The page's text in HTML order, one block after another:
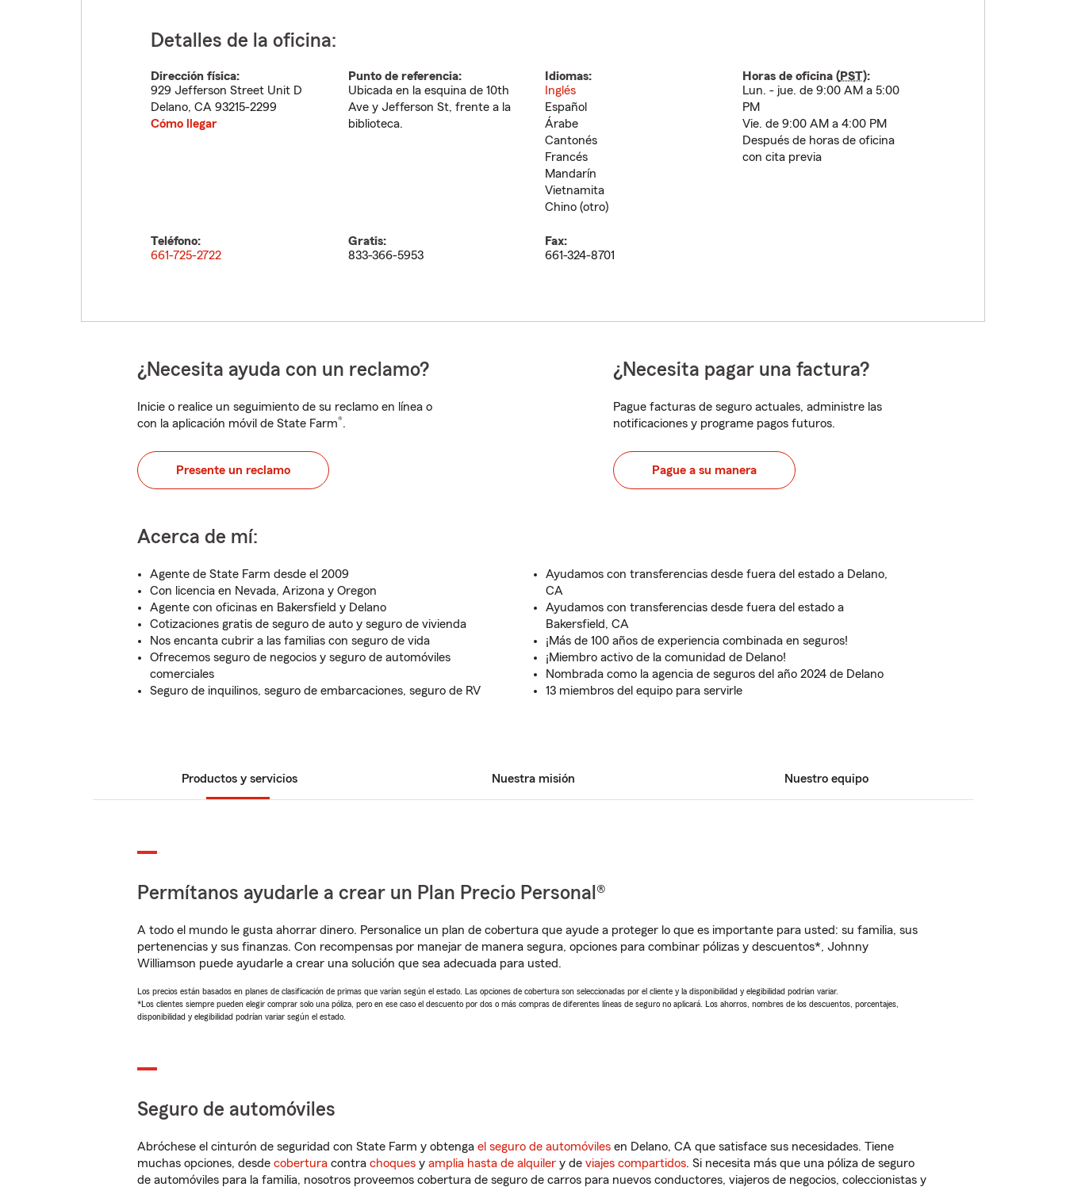
Detalles de la oficina:
Dirección física:
929 Jefferson Street Unit D
Delano, CA 93215-2299
Cómo llegar
Punto de referencia:
Ubicada en la esquina de 10th
Ave y Jefferson St, frente a la
biblioteca.
Idiomas:
Inglés
Español
Árabe
Cantonés
Francés
Mandarín
Vietnamita
Chino (otro)
Horas de oficina (PST):
Lun. - jue. de 9:00 AM a 5:00
PM
Vie. de 9:00 AM a 4:00 PM
Después de horas de oficina
con cita previa
Teléfono:
661-725-2722
Gratis:
833-366-5953
Fax:
661-324-8701
¿Necesita ayuda con un reclamo?
Inicie o realice un seguimiento de su reclamo en línea o
con la aplicación móvil de State Farm®.
Presente un reclamo
¿Necesita pagar una factura?
Pague facturas de seguro actuales, administre las
notificaciones y programe pagos futuros.
Pague a su manera
Acerca de mí:
Agente de State Farm desde el 2009
Con licencia en Nevada, Arizona y Oregon
Agente con oficinas en Bakersfield y Delano
Cotizaciones gratis de seguro de auto y seguro de vivienda
Nos encanta cubrir a las familias con seguro de vida
Ofrecemos seguro de negocios y seguro de automóviles
comerciales
Seguro de inquilinos, seguro de embarcaciones, seguro de RV
Ayudamos con transferencias desde fuera del estado a Delano,
CA
Ayudamos con transferencias desde fuera del estado a
Bakersfield, CA
¡Más de 100 años de experiencia combinada en seguros!
¡Miembro activo de la comunidad de Delano!
Nombrada como la agencia de seguros del año 2024 de Delano
13 miembros del equipo para servirle
Productos y servicios Nuestra misión Nuestro equipo
Permítanos ayudarle a crear un Plan Precio Personal®
A todo el mundo le gusta ahorrar dinero. Personalice un plan de cobertura que ayude a proteger lo que es importante para usted: su familia, sus
pertenencias y sus finanzas. Con recompensas por manejar de manera segura, opciones para combinar pólizas y descuentos*, Johnny
Williamson puede ayudarle a crear una solución que sea adecuada para usted.
Los precios están basados en planes de clasificación de primas que varían según el estado. Las opciones de cobertura son seleccionadas por el cliente y la disponibilidad y elegibilidad podrían variar.
*Los clientes siempre pueden elegir comprar solo una póliza, pero en ese caso el descuento por dos o más compras de diferentes líneas de seguro no aplicará. Los ahorros, nombres de los descuentos, porcentajes,
disponibilidad y elegibilidad podrían variar según el estado.
Seguro de automóviles
Abróchese el cinturón de seguridad con State Farm y obtenga el seguro de automóviles en Delano, CA que satisface sus necesidades. Tiene
muchas opciones, desde cobertura contra choques y amplia hasta de alquiler y de viajes compartidos. Si necesita más que una póliza de seguro
de automóviles para la familia, nosotros proveemos cobertura de seguro de carros para nuevos conductores, viajeros de negocios, coleccionistas y